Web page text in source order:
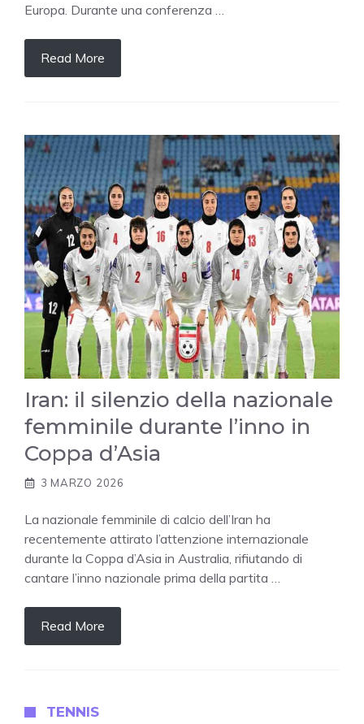
Europa. Durante una conferenza …
Read More
Iran: il silenzio della nazionale
femminile durante l’inno in
Coppa d’Asia
3 MARZO 2026
La nazionale femminile di calcio dell’Iran ha
recentemente attirato l’attenzione internazionale
durante la Coppa d’Asia in Australia, rifiutando di
cantare l’inno nazionale prima della partita …
Read More
TENNIS